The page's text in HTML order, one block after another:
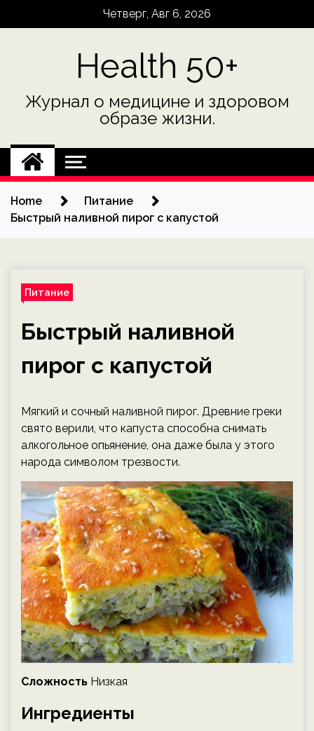
Четверг, Авг 6, 2026
Health 50+
Журнал о медицине и здоровом
образе жизни.
Home
Питание
Быстрый наливной пирог с капустой
Питание
Быстрый наливной
пирог с капустой
Мягкий и сочный наливной пирог. Древние греки
свято верили, что капуста способна снимать
алкогольное опьянение, она даже была у этого
народа символом трезвости.
Сложность Низкая
Ингредиенты